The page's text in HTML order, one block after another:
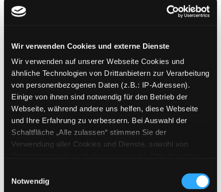
Wir verwenden Cookies und externe Dienste
Wir verwenden auf unserer Webseite Cookies und
ähnliche Technologien von Drittanbietern zur Verarbeitung
von personenbezogenen Daten (z.B.: IP-Adressen).
Einige von ihnen sind notwendig für den Betrieb der
Webseite, während andere uns helfen, diese Webseite
und Ihre Erfahrung zu verbessern. Bei Auswahl der
Schaltfläche „Alle zulassen“ stimmen Sie der
Verwendung aller Cookies und Dienste, sowohl von
Cookies von Drittanbietern, eine Verarbeitung in
Notwendig
Suche nach
Lübbe
Exemplar-Details von Passagier 23 anzeigen
Mediengruppe:Literatur CD
Passagier 23
Lesung
Verfasser: Fitzek, SebastianSuche nach
Jahr:2014
Verlag:Bergisch Gladbach, Edition
Lübbe
Exemplar-Details von Noah anzeigen